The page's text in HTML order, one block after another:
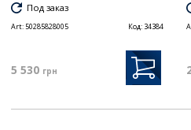
Под заказ
Art:50285828005 Код: 34384
5 530 грн